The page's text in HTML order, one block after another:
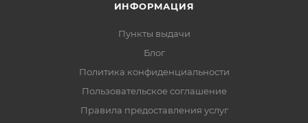
ИНФОРМАЦИЯ
Пункты выдачи
Блог
Политика конфиденциальности
Пользовательское соглашение
Правила предоставления услуг